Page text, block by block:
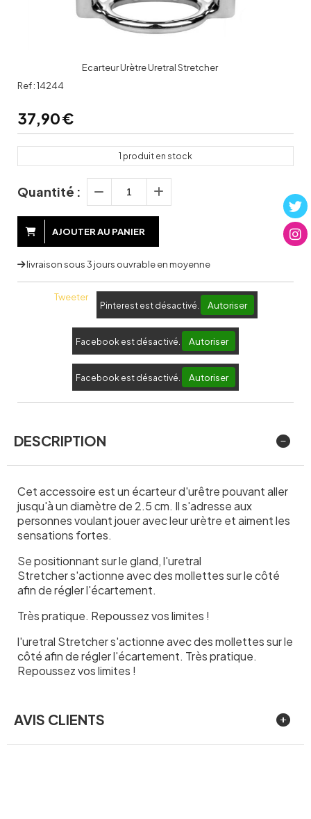
Ecarteur Urètre Uretral Stretcher
Ref :14244
37,90€
1 produit en stock
Quantité :
AJOUTER AU PANIER
livraison sous 3 jours ouvrable en moyenne
Tweeter
Pinterest est désactivé. Autoriser
Facebook est désactivé. Autoriser
Facebook est désactivé. Autoriser
DESCRIPTION
Cet accessoire est un écarteur d'urêtre pouvant aller
jusqu'à un diamètre de 2.5 cm. Il s'adresse aux
personnes voulant jouer avec leur urètre et aiment les
sensations fortes.
Se positionnant sur le gland, l'uretral
Stretcher s'actionne avec des mollettes sur le côté
afin de régler l'écartement.
Très pratique. Repoussez vos limites !
l'uretral Stretcher s'actionne avec des mollettes sur le
côté afin de régler l'écartement. Très pratique.
Repoussez vos limites !
AVIS CLIENTS